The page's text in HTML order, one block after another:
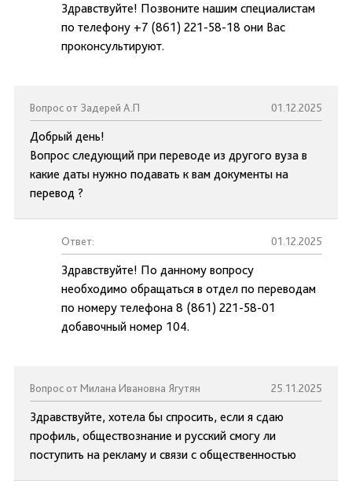
Здравствуйте! Позвоните нашим специалистам
по телефону +7 (861) 221-58-18 они Вас
проконсультируют.
Вопрос от Задерей А.П 01.12.2025
Добрый день!
Вопрос следующий при переводе из другого вуза в
какие даты нужно подавать к вам документы на
перевод ?
Ответ: 01.12.2025
Здравствуйте! По данному вопросу
необходимо обращаться в отдел по переводам
по номеру телефона 8 (861) 221-58-01
добавочный номер 104.
Вопрос от Милана Ивановна Ягутян 25.11.2025
Здравствуйте, хотела бы спросить, если я сдаю
профиль, обществознание и русский смогу ли
поступить на рекламу и связи с общественностью